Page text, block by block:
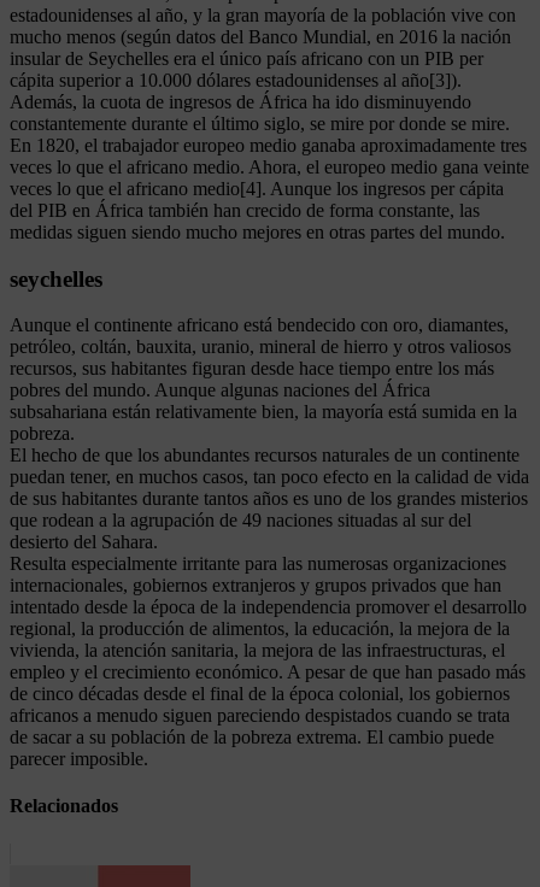
estadounidenses al año, y la gran mayoría de la población vive con
mucho menos (según datos del Banco Mundial, en 2016 la nación
insular de Seychelles era el único país africano con un PIB per
cápita superior a 10.000 dólares estadounidenses al año[3]).
Además, la cuota de ingresos de África ha ido disminuyendo
constantemente durante el último siglo, se mire por donde se mire.
En 1820, el trabajador europeo medio ganaba aproximadamente tres
veces lo que el africano medio. Ahora, el europeo medio gana veinte
veces lo que el africano medio[4]. Aunque los ingresos per cápita
del PIB en África también han crecido de forma constante, las
medidas siguen siendo mucho mejores en otras partes del mundo.
seychelles
Aunque el continente africano está bendecido con oro, diamantes,
petróleo, coltán, bauxita, uranio, mineral de hierro y otros valiosos
recursos, sus habitantes figuran desde hace tiempo entre los más
pobres del mundo. Aunque algunas naciones del África
subsahariana están relativamente bien, la mayoría está sumida en la
pobreza.
El hecho de que los abundantes recursos naturales de un continente
puedan tener, en muchos casos, tan poco efecto en la calidad de vida
de sus habitantes durante tantos años es uno de los grandes misterios
que rodean a la agrupación de 49 naciones situadas al sur del
desierto del Sahara.
Resulta especialmente irritante para las numerosas organizaciones
internacionales, gobiernos extranjeros y grupos privados que han
intentado desde la época de la independencia promover el desarrollo
regional, la producción de alimentos, la educación, la mejora de la
vivienda, la atención sanitaria, la mejora de las infraestructuras, el
empleo y el crecimiento económico. A pesar de que han pasado más
de cinco décadas desde el final de la época colonial, los gobiernos
africanos a menudo siguen pareciendo despistados cuando se trata
de sacar a su población de la pobreza extrema. El cambio puede
parecer imposible.
Relacionados